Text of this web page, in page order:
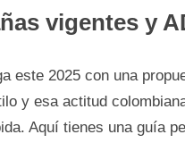
vigentes y
este 2025 con una
y esa actitud
Aquí tienes una guía